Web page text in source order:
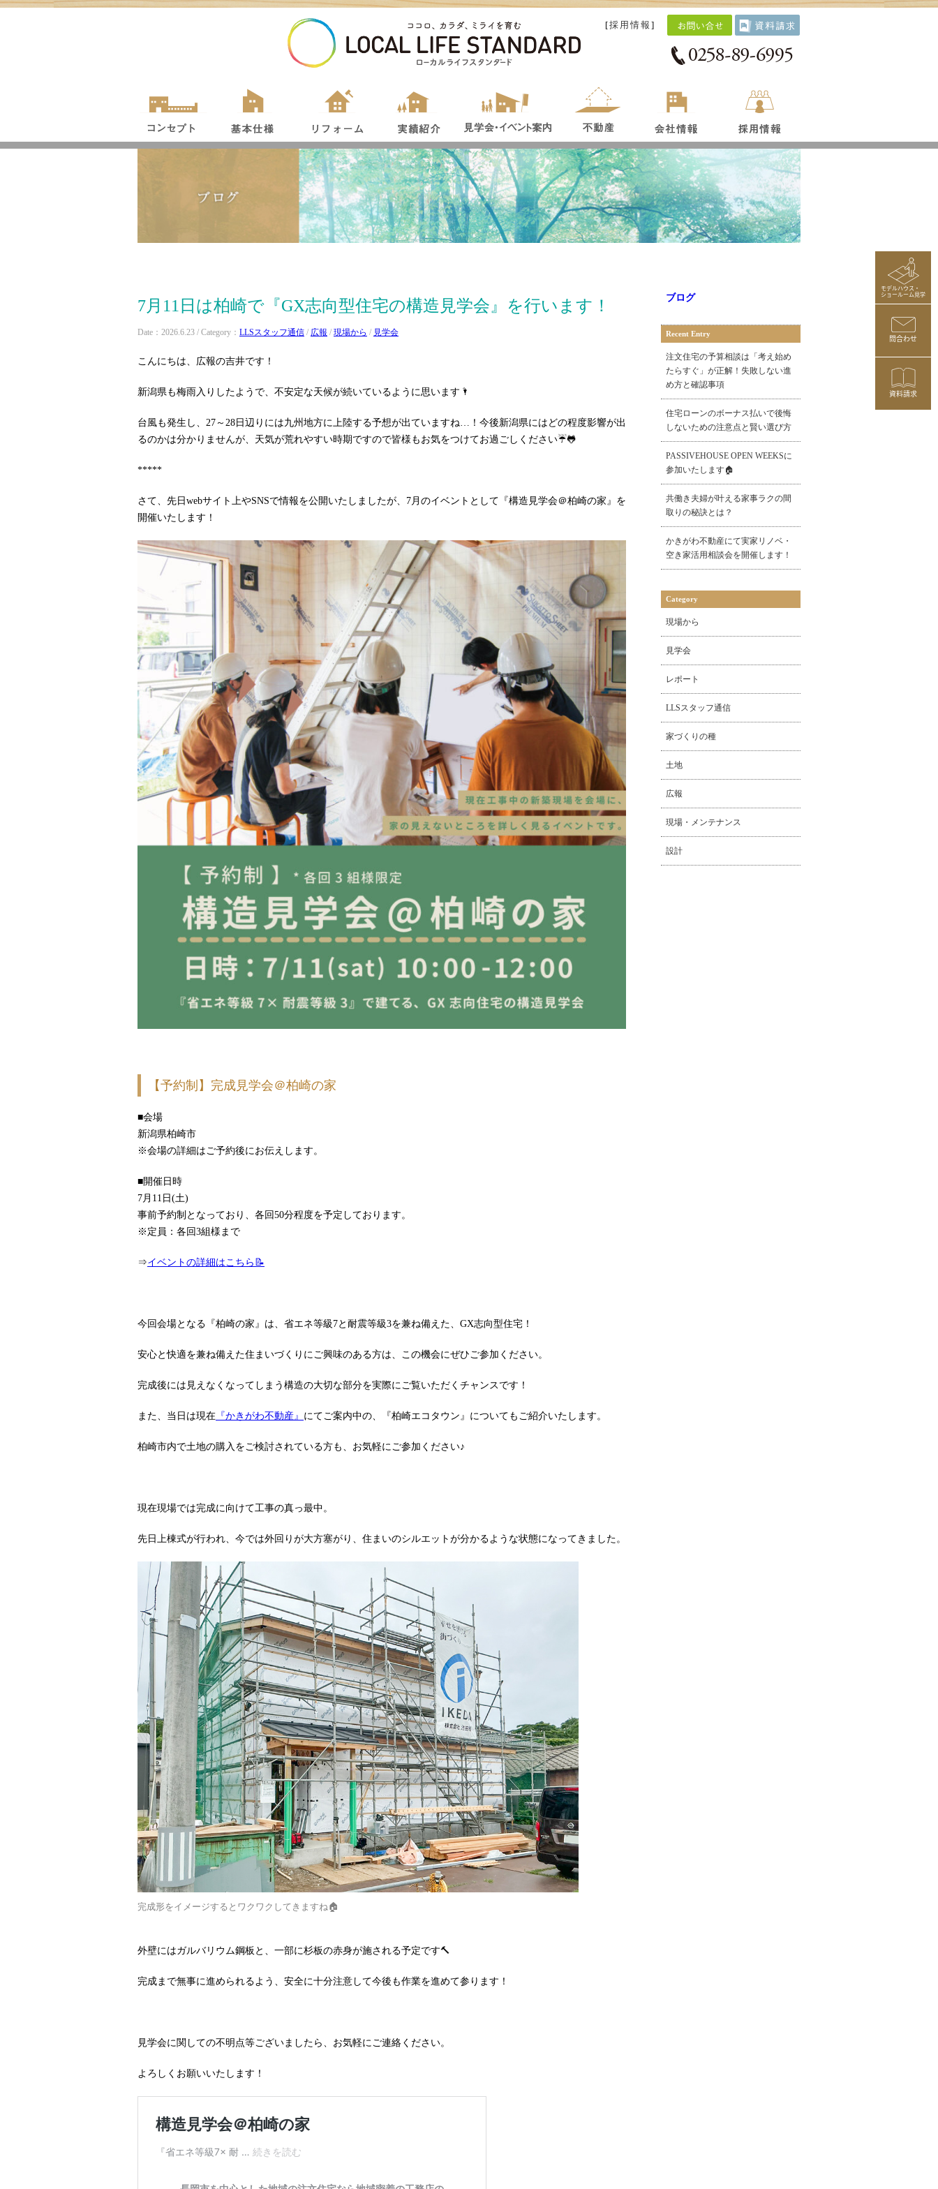
[採用情報 ]
モデルハウス・
ショールーム見学
問合わせ
資料請求
7月11日は柏崎で『GX志向型住宅の構造見学会』を行います！
Date：2026.6.23 / Category： LLSスタッフ通信 / 広報 / 現場から / 見学会
こんにちは、広報の吉井です！
新潟県も梅雨入りしたようで、不安定な天候が続いているように思います🌂
台風も発生し、27～28日辺りには九州地方に上陸する予想が出ていますね…！今後新潟県にはどの程度影響が出
るのかは分かりませんが、天気が荒れやすい時期ですので皆様もお気をつけてお過ごしください☔🐸
*****
さて、先日webサイト上やSNSで情報を公開いたしましたが、7月のイベントとして『構造見学会＠柏崎の家』を
開催いたします！
【予約制】完成見学会＠柏崎の家
■会場
新潟県柏崎市
※会場の詳細はご予約後にお伝えします。
■開催日時
7月11日(土)
事前予約制となっており、各回50分程度を予定しております。
※定員：各回3組様まで
⇒イベントの詳細はこちら📝
今回会場となる『柏崎の家』は、省エネ等級7と耐震等級3を兼ね備えた、GX志向型住宅！
安心と快適を兼ね備えた住まいづくりにご興味のある方は、この機会にぜひご参加ください。
完成後には見えなくなってしまう構造の大切な部分を実際にご覧いただくチャンスです！
また、当日は現在 『かきがわ不動産』 にてご案内中の、『柏崎エコタウン』についてもご紹介いたします。
柏崎市内で土地の購入をご検討されている方も、お気軽にご参加ください♪
現在現場では完成に向けて工事の真っ最中。
先日上棟式が行われ、今では外回りが大方塞がり、住まいのシルエットが分かるような状態になってきました。
完成形をイメージするとワクワクしてきますね🏠
外壁にはガルバリウム鋼板と、一部に杉板の赤身が施される予定です🔨
完成まで無事に進められるよう、安全に十分注意して今後も作業を進めて参ります！
見学会に関しての不明点等ございましたら、お気軽にご連絡ください。
よろしくお願いいたします！
ブログ
Recent Entry
注文住宅の予算相談は「考え始め
たらすぐ」が正解！失敗しない進
め方と確認事項
住宅ローンのボーナス払いで後悔
しないための注意点と賢い選び方
PASSIVEHOUSE OPEN WEEKSに
参加いたします🏠
共働き夫婦が叶える家事ラクの間
取りの秘訣とは？
かきがわ不動産にて実家リノベ・
空き家活用相談会を開催します！
Category
現場から
見学会
レポート
LLSスタッフ通信
家づくりの種
土地
広報
現場・メンテナンス
設計